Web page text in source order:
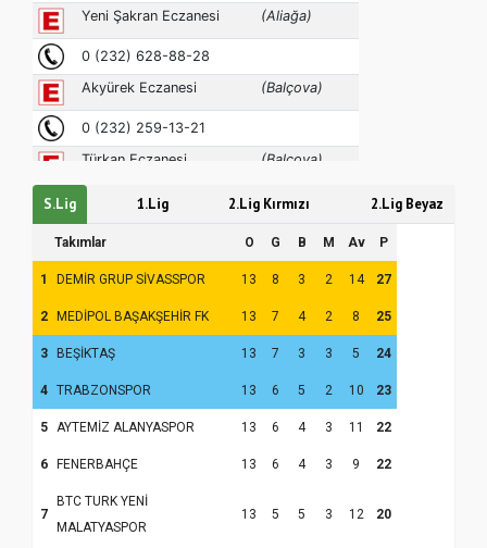
Samsun Atakum’da Yaz Kur’an Kursu
Kapanış Programı
Samsun Atakum’da Ayasofya Camii
Etkinliği
Türkiye’de insanlar dinle bağlarını
S.Lig 1.Lig 2.Lig Kırmızı 2.Lig Beyaz
Takımlar O G B M Av P
1 DEMİR GRUP SİVASSPOR 13 8 3 2 14 27
2 MEDİPOL BAŞAKŞEHİR FK 13 7 4 2 8 25
3 BEŞİKTAŞ 13 7 3 3 5 24
4 TRABZONSPOR 13 6 5 2 10 23
5 AYTEMİZ ALANYASPOR 13 6 4 3 11 22
6 FENERBAHÇE 13 6 4 3 9 22
7
BTC TURK YENİ
MALATYASPOR
13 5 5 3 12 20